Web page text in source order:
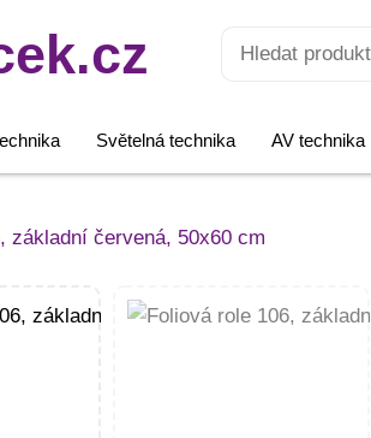
Světelná technika AV technika